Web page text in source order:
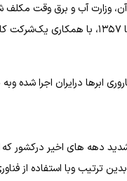
آن، وزارت آب و برق
اساس وزارت نیرو بین سال‌های
ابرها درایران اجرا
دهه های اخیر درکشور که
ترتیب وبا استفاده از